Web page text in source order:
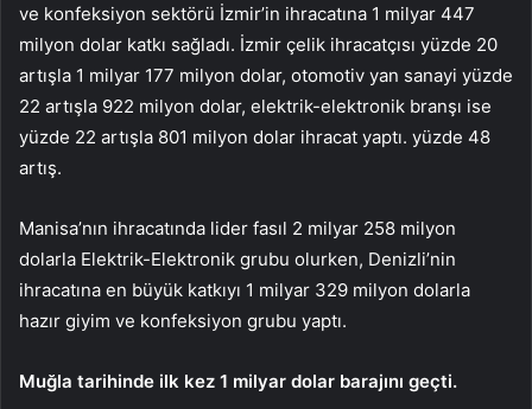
ve konfeksiyon sektörü İzmir’in ihracatına 1 milyar 447
milyon dolar katkı sağladı. İzmir çelik ihracatçısı yüzde 20
artışla 1 milyar 177 milyon dolar, otomotiv yan sanayi yüzde
22 artışla 922 milyon dolar, elektrik-elektronik branşı ise
yüzde 22 artışla 801 milyon dolar ihracat yaptı. yüzde 48
artış.
Manisa’nın ihracatında lider fasıl 2 milyar 258 milyon
dolarla Elektrik-Elektronik grubu olurken, Denizli’nin
ihracatına en büyük katkıyı 1 milyar 329 milyon dolarla
hazır giyim ve konfeksiyon grubu yaptı.
Muğla tarihinde ilk kez 1 milyar dolar barajını geçti.